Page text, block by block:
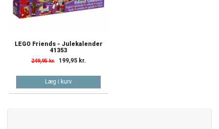
LEGO Friends - Julekalender
41353
249,95 kr. 199,95 kr.
Læg i kurv